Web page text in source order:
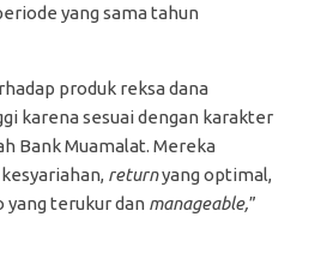
yang sama tahun
produk reksa dana
karena sesuai dengan karakter
Bank Muamalat. Mereka
returnyang optimal,
yang terukur dan manageable,”